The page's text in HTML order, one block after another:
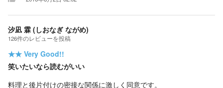
汐凪 霖 (しおなぎ ながめ)
126件のレビューを投稿
★★ Very Good!!
笑いたいなら読むがいい
料理と後片付けの密接な関係に激しく同意です。